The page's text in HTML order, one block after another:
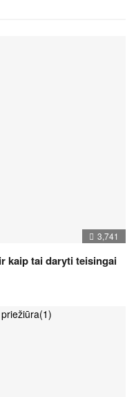
3,741
kaip tai daryti teisingai